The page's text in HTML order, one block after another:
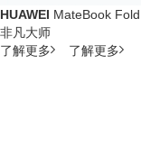
HUAWEI MateBook Fold
非凡大师
了解更多
了解更多